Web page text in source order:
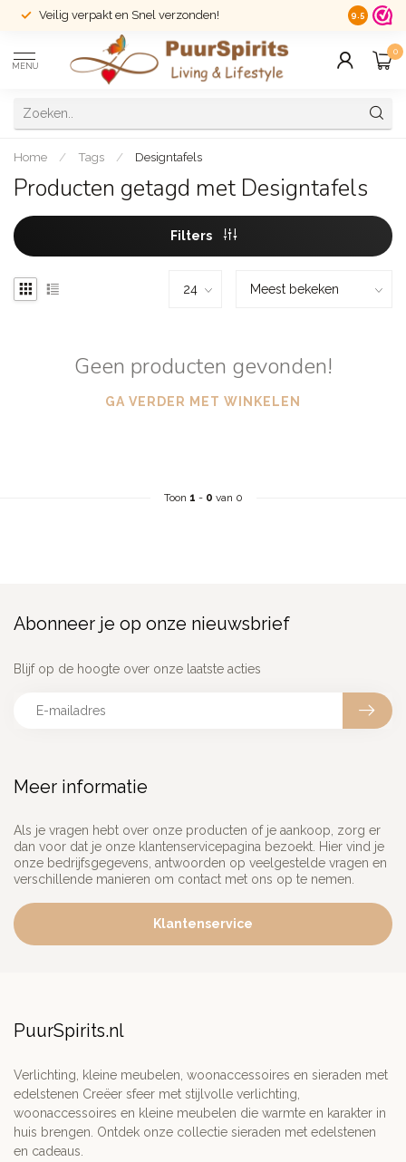
Veilig verpakt en Snel verzonden! 14 dagen
9.5
MENU
0
Home / Tags / Designtafels
Producten getagd met Designtafels
Filters
Geen producten gevonden!
GA VERDER MET WINKELEN
Toon 1 - 0 van 0
Meer informatie
Als je vragen hebt over onze producten of je aankoop, zorg er
dan voor dat je onze klantenservicepagina bezoekt. Hier vind je
onze bedrijfsgegevens, antwoorden op veelgestelde vragen en
verschillende manieren om contact met ons op te nemen.
Klantenservice
Abonneer je op onze nieuwsbrief
Blijf op de hoogte over onze laatste acties
PuurSpirits.nl
Verlichting, kleine meubelen, woonaccessoires en sieraden met
edelstenen Creëer sfeer met stijlvolle verlichting,
woonaccessoires en kleine meubelen die warmte en karakter in
huis brengen. Ontdek onze collectie sieraden met edelstenen
en cadeaus.